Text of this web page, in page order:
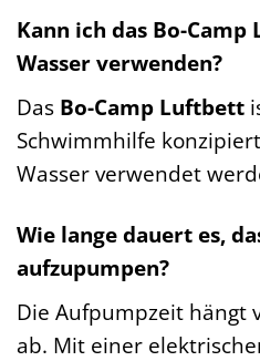
Kann ich das Bo-
Wasser verwenden?
Das Bo-Camp Luftbett
Schwimmhilfe
Wasser verwendet
Wie lange dauert es,
aufzupumpen?
Die Aufpumpzeit hängt
ab. Mit einer